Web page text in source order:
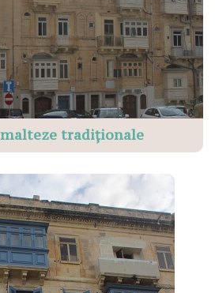
tradiționale